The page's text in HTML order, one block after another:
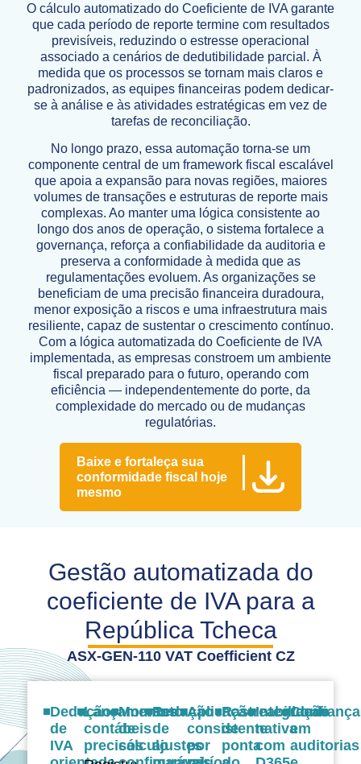
O cálculo automatizado do Coeficiente de IVA garante
que cada período de reporte termine com resultados
previsíveis, reduzindo o estresse operacional
associado a cenários de dedutibilidade parcial. À
medida que os processos se tornam mais claros e
padronizados, as equipes financeiras podem dedicar-
se à análise e às atividades estratégicas em vez de
tarefas de reconciliação.
No longo prazo, essa automação torna-se um
componente central de um framework fiscal escalável
que apoia a expansão para novas regiões, maiores
volumes de transações e estruturas de reporte mais
complexas. Ao manter uma lógica consistente ao
longo dos anos de operação, o sistema fortalece a
governança, reforça a confiabilidade da auditoria e
preserva a conformidade à medida que as
regulamentações evoluem. As organizações se
beneficiam de uma precisão financeira duradoura,
menor exposição a riscos e uma infraestrutura mais
resiliente, capaz de sustentar o crescimento contínuo.
Com a lógica automatizada do Coeficiente de IVA
implementada, as empresas constroem um ambiente
fiscal preparado para o futuro, operando com
eficiência — independentemente do porte, da
complexidade do mercado ou de mudanças
regulatórias.
Baixe e fortaleça sua
conformidade fiscal hoje
mesmo
Gestão automatizada do
coeficiente de IVA para a
República Tcheca
ASX-GEN-110 VAT Coefficient CZ
Dedução
de
IVA
Lançamentos
contábeis
precisos
Momento
de
cálculo
Redução
de
ajustes
Aplicação
consistente
por
Rastreabilidade
de
ponta
Integração
nativa
com
Confiança
em
auditorias